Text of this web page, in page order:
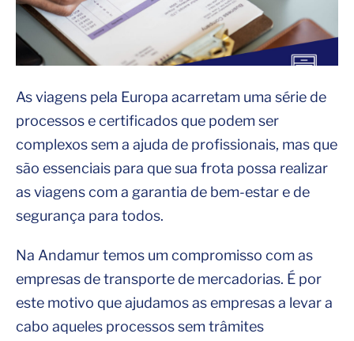
As viagens pela Europa acarretam uma série de
processos e certificados que podem ser
complexos sem a ajuda de profissionais, mas que
são essenciais para que sua frota possa realizar
as viagens com a garantia de bem-estar e de
segurança para todos.
Na Andamur temos um compromisso com as
empresas de transporte de mercadorias. É por
este motivo que ajudamos as empresas a levar a
cabo aqueles processos sem trâmites